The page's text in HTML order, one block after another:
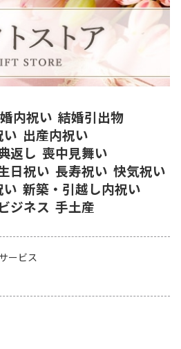
内祝い 結婚引出物
い 出産内祝い
返し 喪中見舞い
日祝い 長寿祝い 快気祝い
い 新築・引越し内祝い
ジネス 手土産
ービス